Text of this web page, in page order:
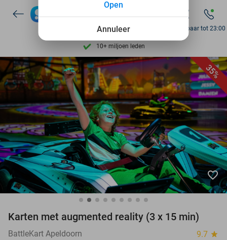
7 dagen per week beschikbaar
10+ miljoen leden
9,4 op basis van
Ontdek 15.000+ deals
7 dagen per week beschikbaar
10+ miljoen leden
Bereikbaar tot 23:00
35%
favorite_border
Karten met augmented reality (3 x 15 min)
BattleKart Apeldoorn 9.7 star
Annuleer
Open